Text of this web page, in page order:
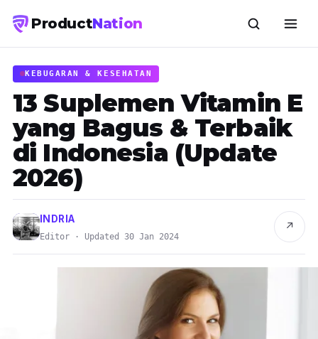
ProductNation
KEBUGARAN & KESEHATAN
13 Suplemen Vitamin E
yang Bagus & Terbaik
di Indonesia (Update
2026)
INDRIA
Editor · Updated 30 Jan 2024
↗